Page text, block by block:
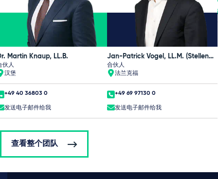
Martin Knaup, LL.B.
伙人
汉堡
+49 40 36803 0
发送电子邮件给我
Jan-Patrick Vogel, LL.M. (Stellenbosch University)
合伙人
法兰克福
+49 69 97130 0
发送电子邮件给我
查看整个团队